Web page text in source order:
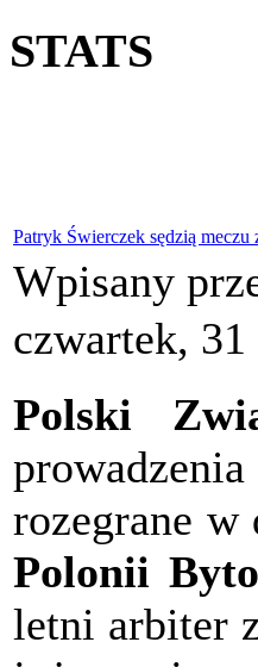
STATS
Patryk Świerczek sędzią meczu
Wpisany
czwartek,
Polski
rozegrane w
Polonii
letni arbiter